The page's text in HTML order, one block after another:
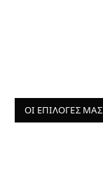
ΟΙ ΕΠΙΛΟΓΈΣ ΜΑΣ